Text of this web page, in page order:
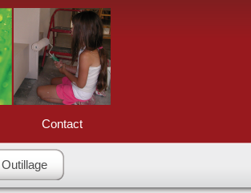
Contact
Outillage